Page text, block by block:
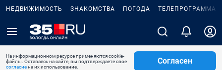
НЕДВИЖИМОСТЬ ЗНАКОМСТВА ПОГОДА ТЕЛЕПРОГРАММА
На информационном ресурсе применяются cookie-
файлы. Оставаясь на сайте, вы подтверждаете свое
согласиена их использование.
Согласен